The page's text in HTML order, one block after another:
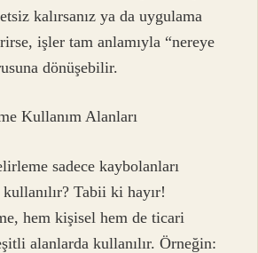
kalırsanız ya da uygulama
işler tam anlamıyla “nereye
dönüşebilir.
Kullanım Alanları
sadece kaybolanları
Tabii ki hayır!
hem kişisel hem de ticari
alanlarda kullanılır. Örneğin: